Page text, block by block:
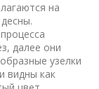
на
далее они
узелки
видны как